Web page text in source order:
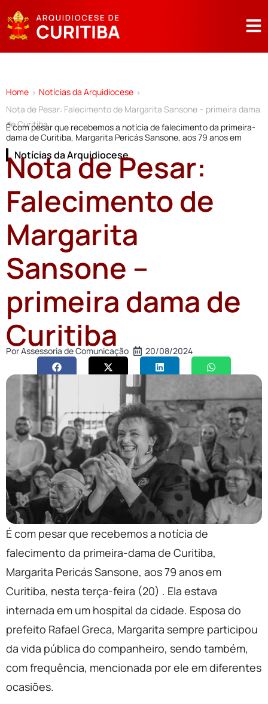
Home > Notícias da Arquidiocese >
Nota de Pesar: Falecimento de Margarita Sansone – primeira dama
de Curitiba
É com pesar que recebemos a notícia de falecimento da primeira-
dama de Curitiba, Margarita Pericás Sansone, aos 79 anos em
Notícias da Arquidiocese
Nota de Pesar:
Falecimento de
Margarita
Sansone –
primeira dama de
Curitiba
PorAssessoria de Comunicação 20/08/2024
É com pesar que recebemos a notícia de
falecimento da primeira-dama de Curitiba,
Margarita Pericás Sansone, aos 79 anos em
Curitiba, nesta terça-feira (20) . Ela estava
internada em um hospital da cidade. Esposa do
prefeito Rafael Greca, Margarita sempre participou
da vida pública do companheiro, sendo também,
com frequência, mencionada por ele em diferentes
ocasiões.